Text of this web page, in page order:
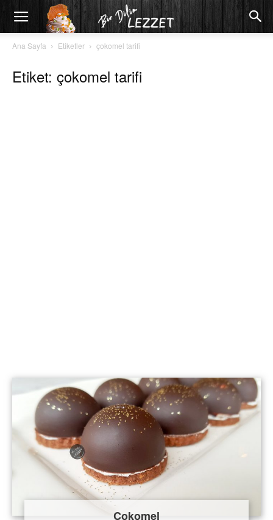
Ana Sayfa Etiketler çokomel tarifi
Etiket: çokomel tarifi
Çokomel